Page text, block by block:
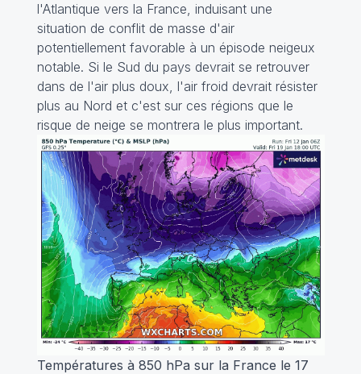
l'Atlantique vers la France, induisant une
situation de conflit de masse d'air
potentiellement favorable à un épisode neigeux
notable. Si le Sud du pays devrait se retrouver
dans de l'air plus doux, l'air froid devrait résister
plus au Nord et c'est sur ces régions que le
risque de neige se montrera le plus important.
Températures à 850 hPa sur la France le 17